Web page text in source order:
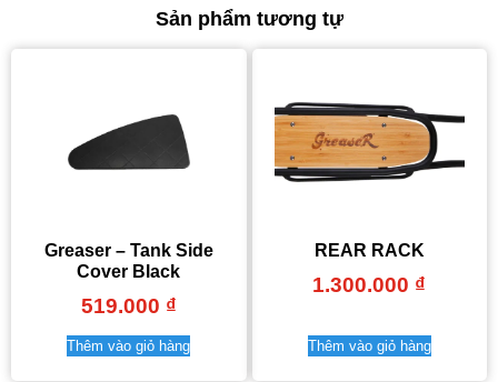
Sản phẩm tương tự
Greaser – Tank Side
Cover Black
519.000 ₫
Thêm vào giỏ hàng
REAR RACK
1.300.000 ₫
Thêm vào giỏ hàng